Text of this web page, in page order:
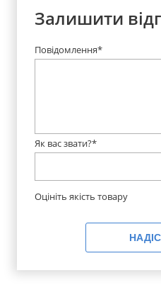
Залишити
Повідомлення*
Як вас звати?*
Оцініть якість товару